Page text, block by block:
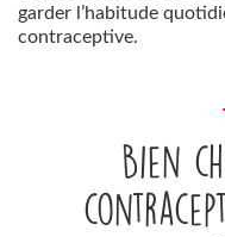
garder l’habitude
contraceptive.
Bien